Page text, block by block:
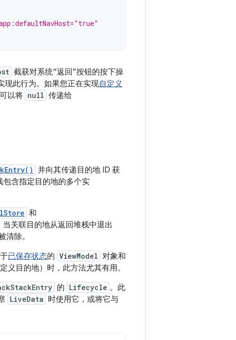
截获对系统“返回”按钮的按下操
现此行为。如果您正在实现自定义
以将 null 传递给
并向其传递目的地 ID 获
包含指定目的地的多个实
和
关联目的地从返回堆栈中退出
清除。
已保存状态的 ViewModel 对象和
义目的地）时，此方法尤其有用。
的 Lifecycle 。此
LiveData 时使用它，或将它与